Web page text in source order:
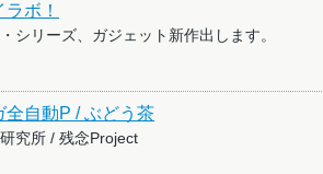
ラボ！
シリーズ、ガジェット新作出します。
全自動P / ぶどう茶
究所 / 残念Project